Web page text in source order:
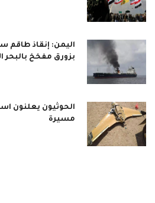
اليمن: إنقاذ طاقم
بزورق مفخخ بالبحر
الحوثيون يعلنون
مسيرة